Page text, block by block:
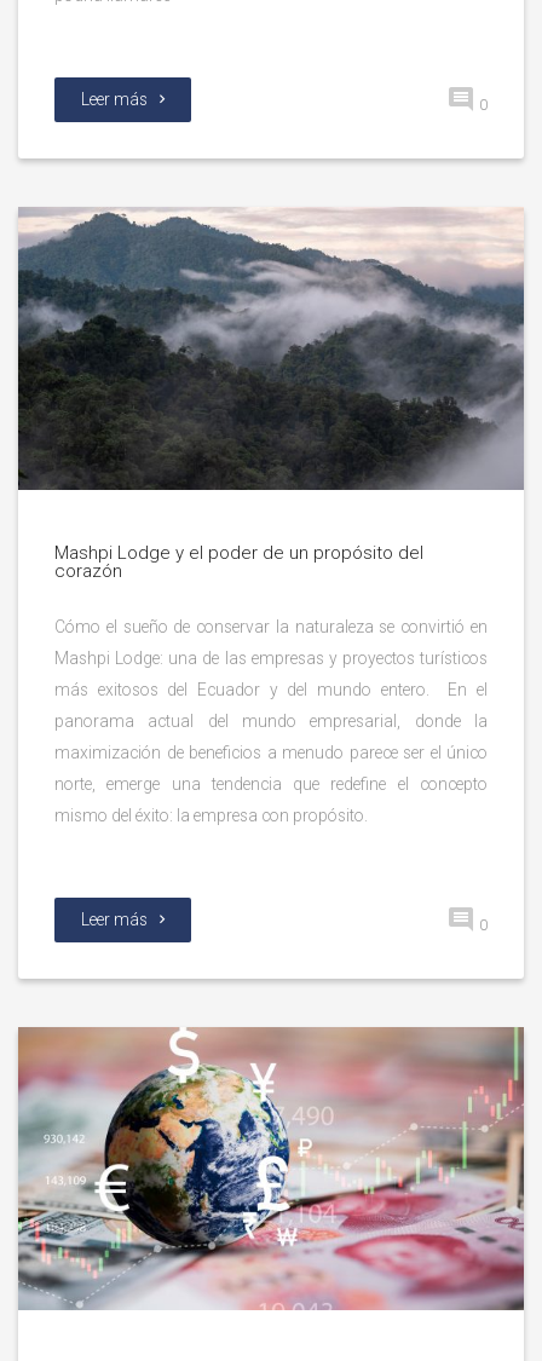
Leer más 0
Mashpi Lodge y el poder de un propósito del
corazón
Cómo el sueño de conservar la naturaleza se convirtió en
Mashpi Lodge: una de las empresas y proyectos turísticos
más exitosos del Ecuador y del mundo entero. En el
panorama actual del mundo empresarial, donde la
maximización de beneficios a menudo parece ser el único
norte, emerge una tendencia que redefine el concepto
mismo del éxito: la empresa con propósito.
Leer más 0